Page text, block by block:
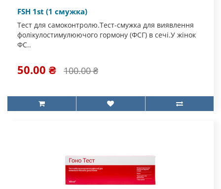
FSH 1st (1 смужка)
Тест для самоконтролю.Тест-смужка для виявлення
фолікулостимулюючого гормону (ФСГ) в сечі.У жінок
ФС..
50.00 ₴ 100.00 ₴